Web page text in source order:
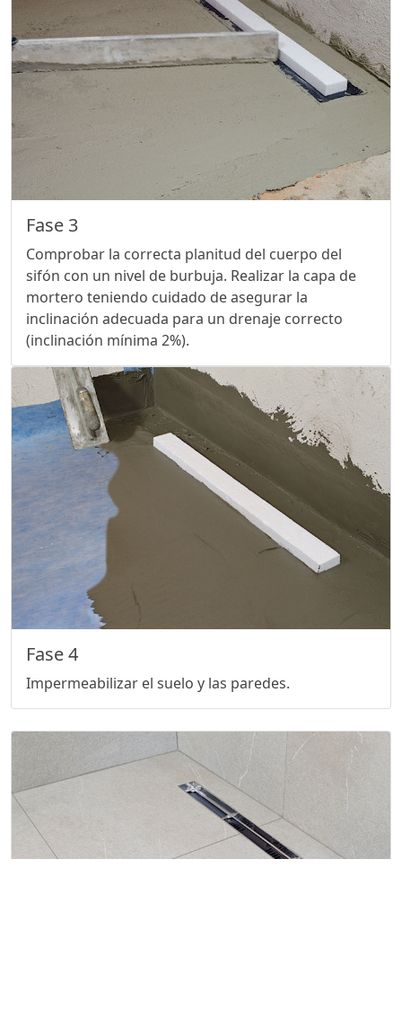
Fase 3
Comprobar la correcta planitud del cuerpo del
sifón con un nivel de burbuja. Realizar la capa de
mortero teniendo cuidado de asegurar la
inclinación adecuada para un drenaje correcto
(inclinación mínima 2%).
Fase 4
Impermeabilizar el suelo y las paredes.